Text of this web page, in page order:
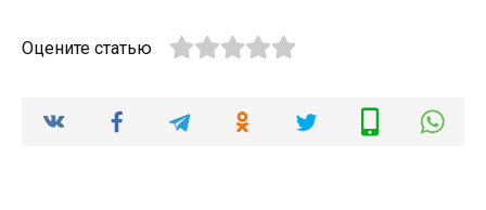
Оцените статью